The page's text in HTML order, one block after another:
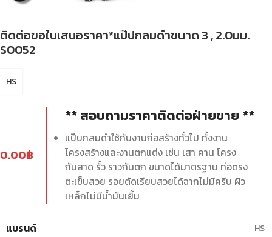
ติดต่อขอใบเสนอราคา*แป๊ปกลมดำขนาด 3 , 2.0มม.
S0052
HS
0.00฿
** สอบถามราคาติดต่อฝ่ายขาย **
แป๊บกลมดำใช้กับงานก่อสร้างทั่วไป ทั้งงาน
โครงสร้างและงานตกแต่ง เช่น เสา คาน โครง
กันสาด รั้ว ราวกันตก ขนาดได้มาตรฐาน ท่อตรง
ตะเข็บสวย รอยตัดเรียบสวยได้ฉากไม่มีครีบ ผิว
เหล็กไม่มีน้ำมันเยิ้ม
แบรนด์ HS